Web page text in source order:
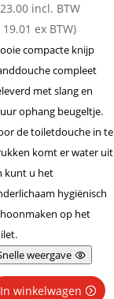
23.00 incl. BTW
19.01 ex BTW)
compacte knijp
compleet
met slang en
ophang beugeltje.
de toiletdouche in te
komt er water uit
kunt u het
hygiënisch
op het
weergave
In winkelwagen